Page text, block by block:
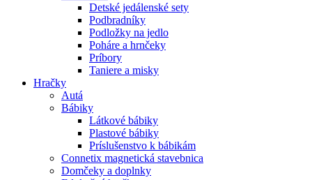
Detské jedálenské sety
Podbradníky
Podložky na jedlo
Poháre a hrnčeky
Príbory
Taniere a misky
Hračky
Autá
Bábiky
Látkové bábiky
Plastové bábiky
Príslušenstvo k bábikám
Connetix magnetická stavebnica
Domčeky a doplnky